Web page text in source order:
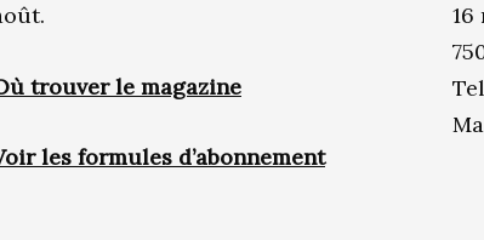
trouver le magazine
les formules d’abonnement
16